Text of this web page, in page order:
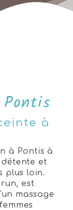
à
à Pontis à
et
plus loin.
est
massage